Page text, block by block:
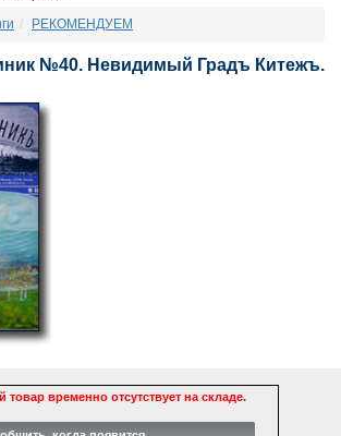
РЕКОМЕНДУЕМ
№40. Невидимый Градъ Китежъ.
временно отсутствует на складе.